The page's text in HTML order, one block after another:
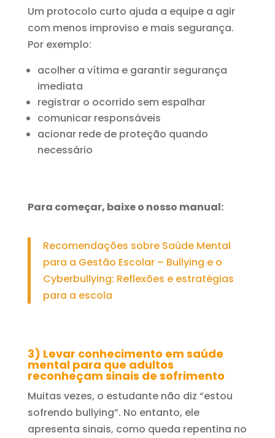
Um protocolo curto ajuda a equipe a agir
com menos improviso e mais segurança.
Por exemplo:
acolher a vítima e garantir segurança
imediata
registrar o ocorrido sem espalhar
comunicar responsáveis
acionar rede de proteção quando
necessário
Para começar, baixe o nosso manual:
Recomendações sobre Saúde Mental
para a Gestão Escolar – Bullying e o
Cyberbullying: Reflexões e estratégias
para a escola
3) Levar conhecimento em saúde
mental para que adultos
reconheçam sinais de sofrimento
Muitas vezes, o estudante não diz “estou
sofrendo bullying”. No entanto, ele
apresenta sinais, como queda repentina no